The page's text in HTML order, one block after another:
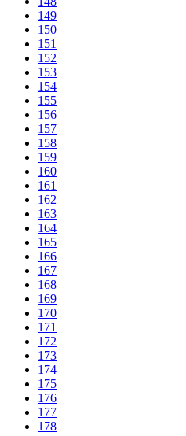
149
150
151
152
153
154
155
156
157
158
159
160
161
162
163
164
165
166
167
168
169
170
171
172
173
174
175
176
177
178